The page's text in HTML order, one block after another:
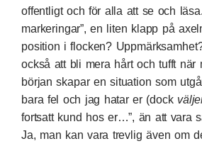
offentligt och för alla att se och
markeringar”, en liten klapp på
position i flocken?
också att bli mera hårt och tufft när
början skapar en situation som
bara fel och jag hatar er (dock
fortsatt kund hos er…”, än att vara
Ja, man kan vara trevlig även om